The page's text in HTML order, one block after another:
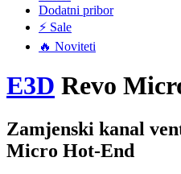
Dodatni pribor
⚡ Sale
🔥 Noviteti
E3D Revo
Zamjenski kanal
Micro Hot-End